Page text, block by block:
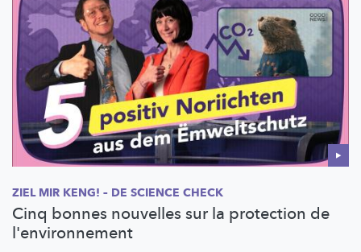
ZIEL MIR KENG! – DE SCIENCE CHECK
Cinq bonnes nouvelles sur la protection de
l'environnement